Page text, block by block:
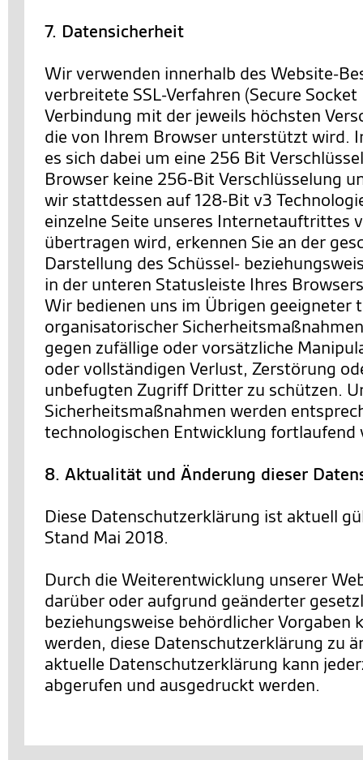
7. Datensicherheit
Wir verwenden innerhalb des Website-
verbreitete SSL-Verfahren (Secure Socket
Verbindung mit der jeweils höchsten
die von Ihrem Browser unterstützt wird.
es sich dabei um eine 256 Bit
Browser keine 256-Bit Verschlüsselung
wir stattdessen auf 128-Bit v3
einzelne Seite unseres Internetauftrittes
übertragen wird, erkennen Sie an der
Darstellung des Schüssel-
in der unteren Statusleiste Ihres
Wir bedienen uns im Übrigen geeigneter
organisatorischer
gegen zufällige oder vorsätzliche
oder vollständigen Verlust, Zerstörung
unbefugten Zugriff Dritter zu schützen.
Sicherheitsmaßnahmen werden
technologischen Entwicklung fortlaufend
8. Aktualität und Änderung dieser
Diese Datenschutzerklärung ist aktuell
Stand Mai 2018.
Durch die Weiterentwicklung unserer
darüber oder aufgrund geänderter
beziehungsweise behördlicher Vorgaben
werden, diese Datenschutzerklärung zu
aktuelle Datenschutzerklärung kann
abgerufen und ausgedruckt werden.